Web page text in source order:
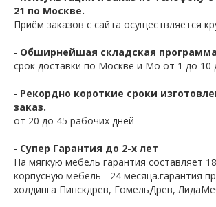
21 по Москве.
Приём заказов с сайта осуществляется
- Обширнейшая складская
срок доставки по Москве и Мо от 1 до 10
- Рекордно короткие сроки
заказ.
от 20 до 45 рабочих дней
- Супер Гарантия до 2-х лет
На мягкую мебель гарантия составляет
корпусную мебель - 24 месяца.гарантия
холдинга Пинскдрев, ГомельДрев,